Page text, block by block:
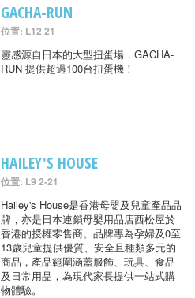
GACHA-RUN
位置: L12 21
靈感源自日本的大型扭蛋場，GACHA-
RUN 提供超過100台扭蛋機！
HAILEY'S HOUSE
位置: L9 2-21
Hailey's House是香港母嬰及兒童產品品
牌，亦是日本連鎖母嬰用品店西松屋於
香港的授權零售商。品牌專為孕婦及0至
13歲兒童提供優質、安全且種類多元的
商品，產品範圍涵蓋服飾、玩具、食品
及日常用品，為現代家長提供一站式購
物體驗。